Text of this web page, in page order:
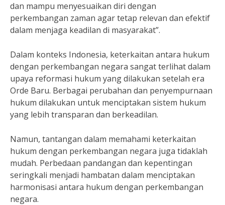
dan mampu menyesuaikan diri dengan
perkembangan zaman agar tetap relevan dan efektif
dalam menjaga keadilan di masyarakat”.
Dalam konteks Indonesia, keterkaitan antara hukum
dengan perkembangan negara sangat terlihat dalam
upaya reformasi hukum yang dilakukan setelah era
Orde Baru. Berbagai perubahan dan penyempurnaan
hukum dilakukan untuk menciptakan sistem hukum
yang lebih transparan dan berkeadilan.
Namun, tantangan dalam memahami keterkaitan
hukum dengan perkembangan negara juga tidaklah
mudah. Perbedaan pandangan dan kepentingan
seringkali menjadi hambatan dalam menciptakan
harmonisasi antara hukum dengan perkembangan
negara.